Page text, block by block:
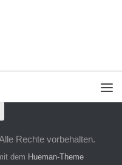
Rechte vorbehalten.
dem Hueman-Theme